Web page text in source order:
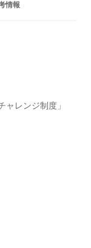
情報
レンジ制度」